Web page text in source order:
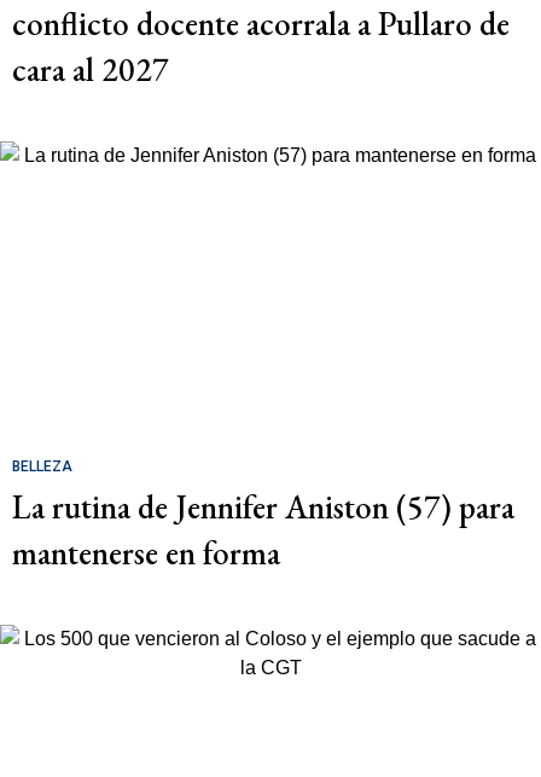
conflicto docente acorrala a Pullaro de
cara al 2027
BELLEZA
La rutina de Jennifer Aniston (57) para
mantenerse en forma